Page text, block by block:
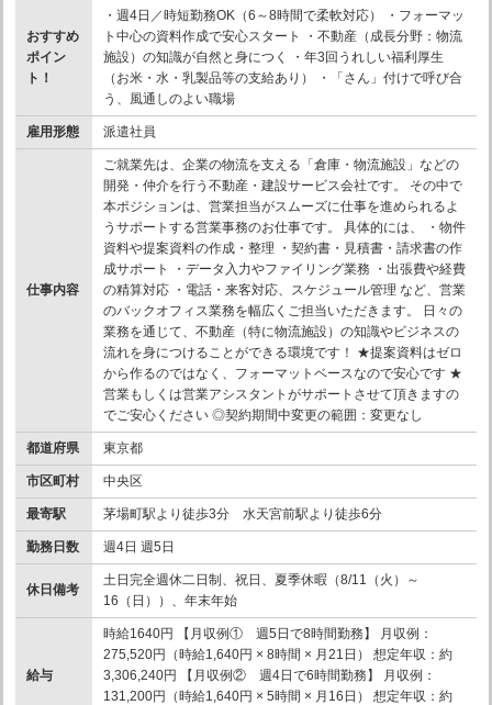
おすすめ
ポイン
ト！
・週4日／時短勤務OK（6～8時間で柔軟対応） ・フォーマッ
ト中心の資料作成で安心スタート ・不動産（成長分野：物流
施設）の知識が自然と身につく ・年3回うれしい福利厚生
（お米・水・乳製品等の支給あり） ・「さん」付けで呼び合
う、風通しのよい職場
雇用形態 派遣社員
仕事内容
ご就業先は、企業の物流を支える「倉庫・物流施設」などの
開発・仲介を行う不動産・建設サービス会社です。 その中で
本ポジションは、営業担当がスムーズに仕事を進められるよ
うサポートする営業事務のお仕事です。 具体的には、 ・物件
資料や提案資料の作成・整理 ・契約書・見積書・請求書の作
成サポート ・データ入力やファイリング業務 ・出張費や経費
の精算対応 ・電話・来客対応、スケジュール管理 など、営業
のバックオフィス業務を幅広くご担当いただきます。 日々の
業務を通じて、不動産（特に物流施設）の知識やビジネスの
流れを身につけることができる環境です！ ★提案資料はゼロ
から作るのではなく、フォーマットベースなので安心です ★
営業もしくは営業アシスタントがサポートさせて頂きますの
でご安心ください ◎契約期間中変更の範囲：変更なし
都道府県 東京都
市区町村 中央区
最寄駅 茅場町駅より徒歩3分 水天宮前駅より徒歩6分
勤務日数 週4日 週5日
休日備考
土日完全週休二日制、祝日、夏季休暇（8/11（火）～
16（日））、年末年始
給与
時給1640円 【月収例① 週5日で8時間勤務】 月収例：
275,520円（時給1,640円 × 8時間 × 月21日） 想定年収：約
3,306,240円 【月収例② 週4日で6時間勤務】 月収例：
131,200円（時給1,640円 × 5時間 × 月16日） 想定年収：約